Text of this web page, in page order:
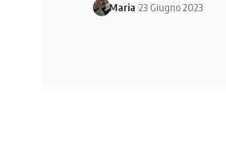
Maria 23 Giugno 2023